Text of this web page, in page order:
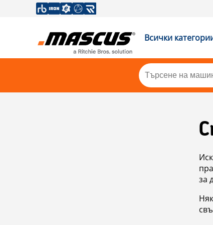
Всички
за